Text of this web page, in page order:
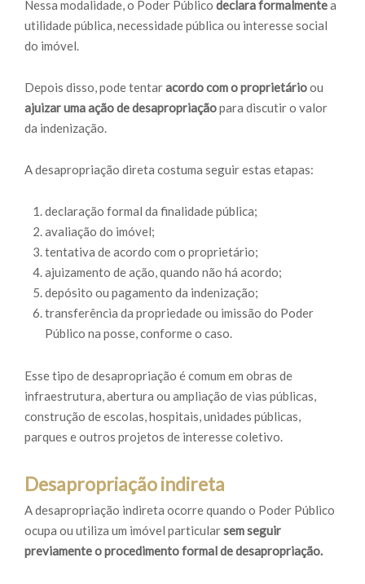
Nessa modalidade, o Poder Público declara formalmentea
utilidade pública, necessidade pública ou interesse social
do imóvel.
Depois disso, pode tentaracordo com o proprietárioou
ajuizar uma ação de desapropriaçãopara discutir o valor
da indenização.
A desapropriação direta costuma seguir estas etapas:
declaração formal da finalidade pública;
avaliação do imóvel;
tentativa de acordo com o proprietário;
ajuizamento de ação, quando não há acordo;
depósito ou pagamento da indenização;
transferência da propriedade ou imissão do Poder
Público na posse, conforme o caso.
Esse tipo de desapropriação é comum em obras de
infraestrutura, abertura ou ampliação de vias públicas,
construção de escolas, hospitais, unidades públicas,
parques e outros projetos de interesse coletivo.
Desapropriação indireta
A desapropriação indireta ocorre quando o Poder Público
ocupa ou utiliza um imóvel particularsem seguir
previamente o procedimento formal de desapropriação.